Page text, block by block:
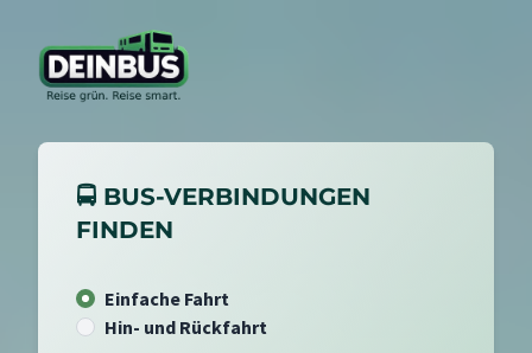
🚍 BUS-VERBINDUNGEN
FINDEN
Einfache Fahrt
Hin- und Rückfahrt